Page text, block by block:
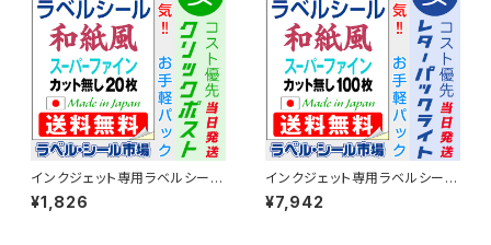
インクジェット専用ラベルシール
和紙 A4-カット無し 20枚 スー
パーファイン T1Y1iB-CP2【日
¥1,826
インクジェット専用ラベルシール
和紙 A4-カット無し 100枚 スー
パーファイン T1Y1iB-LP1【日本
¥7,942